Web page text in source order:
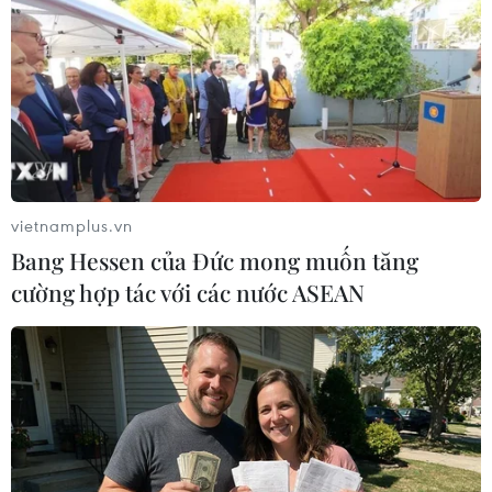
Kịch bản về số phận của
thỏa thuận Brexit
10/12/2018 08:32
Ngày 11/12, Quốc hội Anh sẽ bỏ phiếu thông qua thỏa
thuận Brexit mà Thủ tướng Theresa May đạt được với
Liên minh châu Âu (EU). Đây là những kịch bản về số
phận của thỏa thuận này.
vietnamplus.vn
Bang Hessen của Đức mong muốn tăng
cường hợp tác với các nước ASEAN